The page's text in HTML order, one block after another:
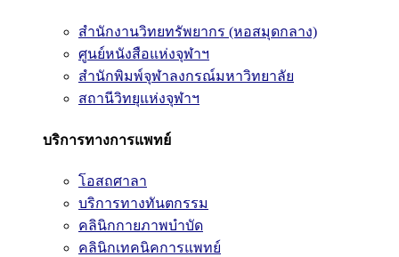
สำนักงานวิทยทรัพยากร (หอสมุดกลาง)
ศูนย์หนังสือแห่งจุฬาฯ
สำนักพิมพ์จุฬาลงกรณ์มหาวิทยาลัย
สถานีวิทยุแห่งจุฬาฯ
บริการทางการแพทย์
โอสถศาลา
บริการทางทันตกรรม
คลินิกกายภาพบำบัด
คลินิกเทคนิคการแพทย์